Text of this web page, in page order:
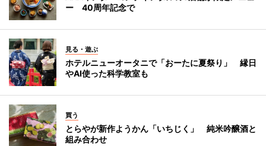
ー 40周年記念で
見る・遊ぶ
ホテルニューオータニで「おーたに夏祭り」 縁日
やAI使った科学教室も
買う
とらやが新作ようかん「いちじく」 純米吟醸酒と
組み合わせ